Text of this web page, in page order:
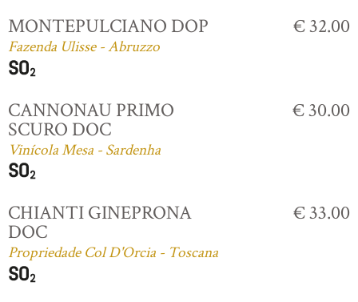
MONTEPULCIANO DOP
Fazenda Ulisse - Abruzzo
€ 32.00
CANNONAU PRIMO
SCURO DOC
Vinícola Mesa - Sardenha
€ 30.00
CHIANTI GINEPRONA
DOC
Propriedade Col D'Orcia - Toscana
€ 33.00